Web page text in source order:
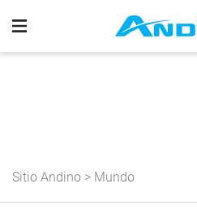
Sitio Andino > Mundo